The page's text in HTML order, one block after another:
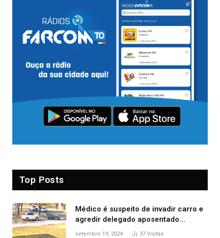
Top Posts
Médico é suspeito de invadir carro e
agredir delegado aposentado
durante confusão no trânsito
setembro 19, 2024 37 Visitas